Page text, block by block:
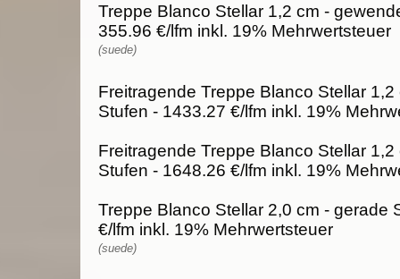
Treppe Blanco Stellar 1,2 cm -
355.96 €/lfm inkl. 19% Mehrwertsteuer
(suede)
Freitragende Treppe Blanco Stellar
Stufen - 1433.27 €/lfm inkl. 19%
Freitragende Treppe Blanco Stellar
Stufen - 1648.26 €/lfm inkl. 19%
Treppe Blanco Stellar 2,0 cm - gerade
€/lfm inkl. 19% Mehrwertsteuer
(suede)